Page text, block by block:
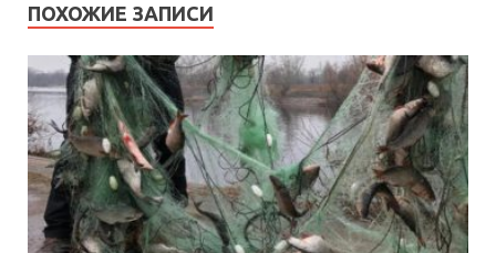
ПОХОЖИЕ ЗАПИСИ